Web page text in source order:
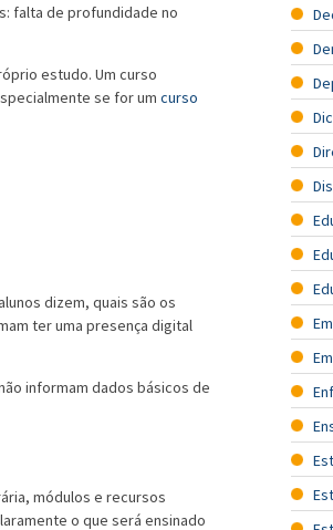
falta de profundidade no
estudo. Um curso
se for um curso
dizem, quais são os
ter uma presença digital
informam dados básicos de
módulos e recursos
o que será ensinado